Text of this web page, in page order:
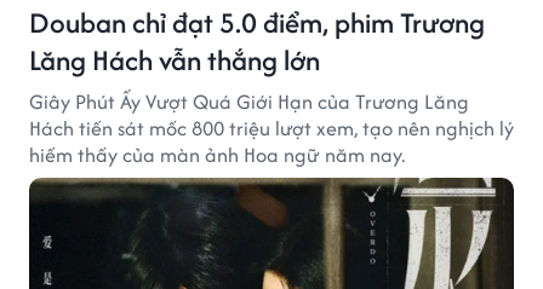
Douban chỉ đạt 5.0 điểm, phim Trương
Lăng Hách vẫn thắng lớn
Giây Phút Ấy Vượt Quá Giới Hạn của Trương Lăng
Hách tiến sát mốc 800 triệu lượt xem, tạo nên nghịch lý
hiếm thấy của màn ảnh Hoa ngữ năm nay.